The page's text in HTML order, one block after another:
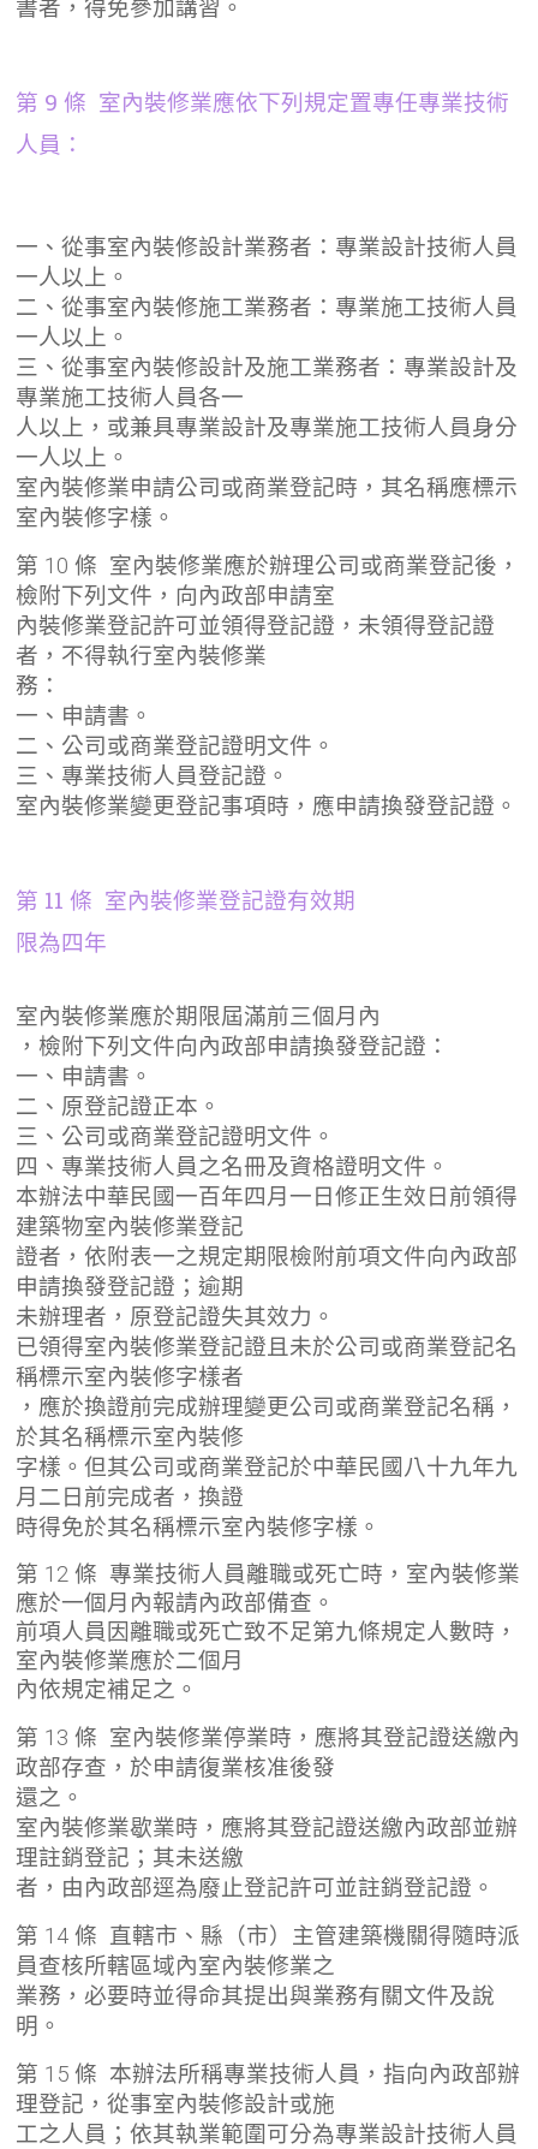
書者，得免參加講習。
第 9 條 室內裝修業應依下列規定置專任專業技術
人員：
一、從事室內裝修設計業務者：專業設計技術人員
一人以上。
二、從事室內裝修施工業務者：專業施工技術人員
一人以上。
三、從事室內裝修設計及施工業務者：專業設計及
專業施工技術人員各一
人以上，或兼具專業設計及專業施工技術人員身分
一人以上。
室內裝修業申請公司或商業登記時，其名稱應標示
室內裝修字樣。
第 10 條 室內裝修業應於辦理公司或商業登記後，
檢附下列文件，向內政部申請室
內裝修業登記許可並領得登記證，未領得登記證
者，不得執行室內裝修業
務：
一、申請書。
二、公司或商業登記證明文件。
三、專業技術人員登記證。
室內裝修業變更登記事項時，應申請換發登記證。
第 11 條 室內裝修業登記證有效期
限為四年
室內裝修業應於期限屆滿前三個月內
，檢附下列文件向內政部申請換發登記證：
一、申請書。
二、原登記證正本。
三、公司或商業登記證明文件。
四、專業技術人員之名冊及資格證明文件。
本辦法中華民國一百年四月一日修正生效日前領得
建築物室內裝修業登記
證者，依附表一之規定期限檢附前項文件向內政部
申請換發登記證；逾期
未辦理者，原登記證失其效力。
已領得室內裝修業登記證且未於公司或商業登記名
稱標示室內裝修字樣者
，應於換證前完成辦理變更公司或商業登記名稱，
於其名稱標示室內裝修
字樣。但其公司或商業登記於中華民國八十九年九
月二日前完成者，換證
時得免於其名稱標示室內裝修字樣。
第 12 條 專業技術人員離職或死亡時，室內裝修業
應於一個月內報請內政部備查。
前項人員因離職或死亡致不足第九條規定人數時，
室內裝修業應於二個月
內依規定補足之。
第 13 條 室內裝修業停業時，應將其登記證送繳內
政部存查，於申請復業核准後發
還之。
室內裝修業歇業時，應將其登記證送繳內政部並辦
理註銷登記；其未送繳
者，由內政部逕為廢止登記許可並註銷登記證。
第 14 條 直轄市、縣（市）主管建築機關得隨時派
員查核所轄區域內室內裝修業之
業務，必要時並得命其提出與業務有關文件及說
明。
第 15 條 本辦法所稱專業技術人員，指向內政部辦
理登記，從事室內裝修設計或施
工之人員；依其執業範圍可分為專業設計技術人員